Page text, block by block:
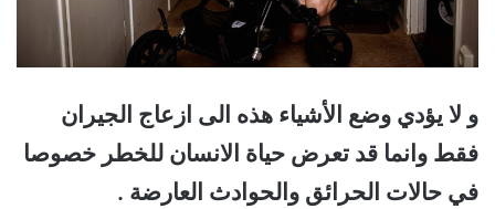
و لا يؤدي وضع الأشياء هذه الى ازعاج الجيران
فقط وانما قد تعرض حياة الانسان للخطر خصوصا
في حالات الحرائق والحوادث العارضة .